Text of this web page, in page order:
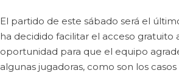
El partido de este sábado será el
ha decidido facilitar el acceso
oportunidad para que el equipo
algunas jugadoras, como son los